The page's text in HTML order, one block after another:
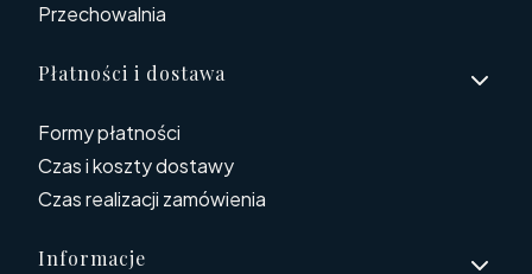
Przechowalnia
Płatności i dostawa
Formy płatności
Czas i koszty dostawy
Czas realizacji zamówienia
Informacje